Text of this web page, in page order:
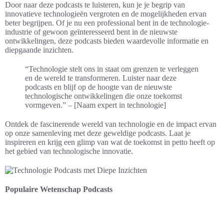
Door naar deze podcasts te luisteren, kun je je begrip van
innovatieve technologieën vergroten en de mogelijkheden ervan
beter begrijpen. Of je nu een professional bent in de technologie-
industrie of gewoon geïnteresseerd bent in de nieuwste
ontwikkelingen, deze podcasts bieden waardevolle informatie en
diepgaande inzichten.
“Technologie stelt ons in staat om grenzen te verleggen
en de wereld te transformeren. Luister naar deze
podcasts en blijf op de hoogte van de nieuwste
technologische ontwikkelingen die onze toekomst
vormgeven.” – [Naam expert in technologie]
Ontdek de fascinerende wereld van technologie en de impact ervan
op onze samenleving met deze geweldige podcasts. Laat je
inspireren en krijg een glimp van wat de toekomst in petto heeft op
het gebied van technologische innovatie.
Populaire Wetenschap Podcasts